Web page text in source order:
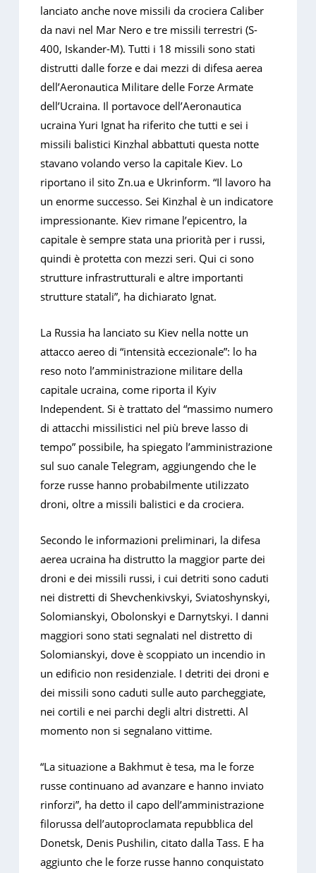
lanciato anche nove missili da crociera Caliber
da navi nel Mar Nero e tre missili terrestri (S-
400, Iskander-M). Tutti i 18 missili sono stati
distrutti dalle forze e dai mezzi di difesa aerea
dell’Aeronautica Militare delle Forze Armate
dell’Ucraina. Il portavoce dell’Aeronautica
ucraina Yuri Ignat ha riferito che tutti e sei i
missili balistici Kinzhal abbattuti questa notte
stavano volando verso la capitale Kiev. Lo
riportano il sito Zn.ua e Ukrinform. “Il lavoro ha
un enorme successo. Sei Kinzhal è un indicatore
impressionante. Kiev rimane l’epicentro, la
capitale è sempre stata una priorità per i russi,
quindi è protetta con mezzi seri. Qui ci sono
strutture infrastrutturali e altre importanti
strutture statali”, ha dichiarato Ignat.
La Russia ha lanciato su Kiev nella notte un
attacco aereo di “intensità eccezionale”: lo ha
reso noto l’amministrazione militare della
capitale ucraina, come riporta il Kyiv
Independent. Si è trattato del “massimo numero
di attacchi missilistici nel più breve lasso di
tempo” possibile, ha spiegato l’amministrazione
sul suo canale Telegram, aggiungendo che le
forze russe hanno probabilmente utilizzato
droni, oltre a missili balistici e da crociera.
Secondo le informazioni preliminari, la difesa
aerea ucraina ha distrutto la maggior parte dei
droni e dei missili russi, i cui detriti sono caduti
nei distretti di Shevchenkivskyi, Sviatoshynskyi,
Solomianskyi, Obolonskyi e Darnytskyi. I danni
maggiori sono stati segnalati nel distretto di
Solomianskyi, dove è scoppiato un incendio in
un edificio non residenziale. I detriti dei droni e
dei missili sono caduti sulle auto parcheggiate,
nei cortili e nei parchi degli altri distretti. Al
momento non si segnalano vittime.
“La situazione a Bakhmut è tesa, ma le forze
russe continuano ad avanzare e hanno inviato
rinforzi”, ha detto il capo dell’amministrazione
filorussa dell’autoproclamata repubblica del
Donetsk, Denis Pushilin, citato dalla Tass. E ha
aggiunto che le forze russe hanno conquistato